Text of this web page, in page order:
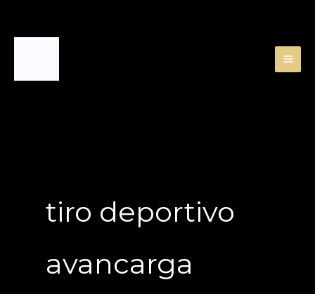
tiro deportivo
avancarga